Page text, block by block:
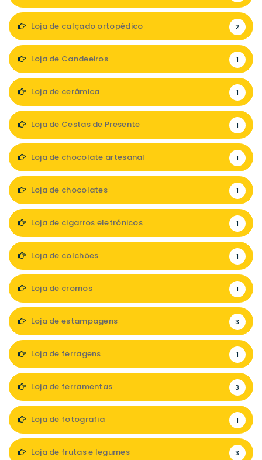
Loja de calçado ortopédico 2
Loja de Candeeiros 1
Loja de cerâmica 1
Loja de Cestas de Presente 1
Loja de chocolate artesanal 1
Loja de chocolates 1
Loja de cigarros eletrónicos 1
Loja de colchões 1
Loja de cromos 1
Loja de estampagens 3
Loja de ferragens 1
Loja de ferramentas 3
Loja de fotografia 1
Loja de frutas e legumes 3